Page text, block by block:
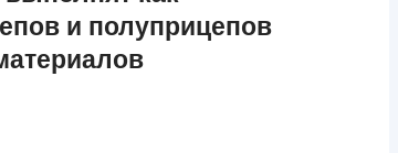
и полуприцепов